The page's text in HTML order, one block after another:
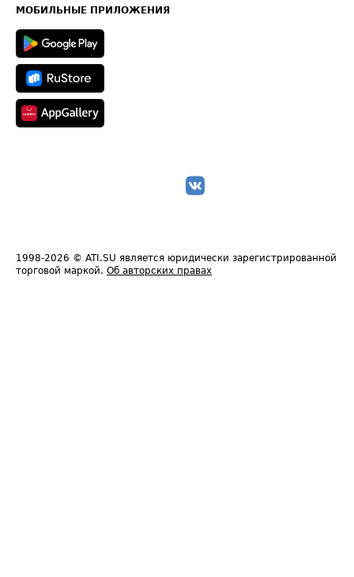
Техническая информация
МОБИЛЬНЫЕ ПРИЛОЖЕНИЯ
1998-2026 © ATI.SU является юридически зарегистрированной
торговой маркой. Об авторских правах